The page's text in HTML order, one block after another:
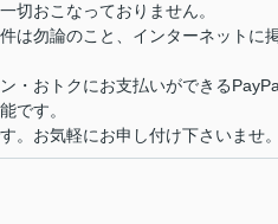
切おこなっておりません。
は勿論のこと、インターネットに
・おトクにお支払いができる
です。
。お気軽にお申し付け下さいませ